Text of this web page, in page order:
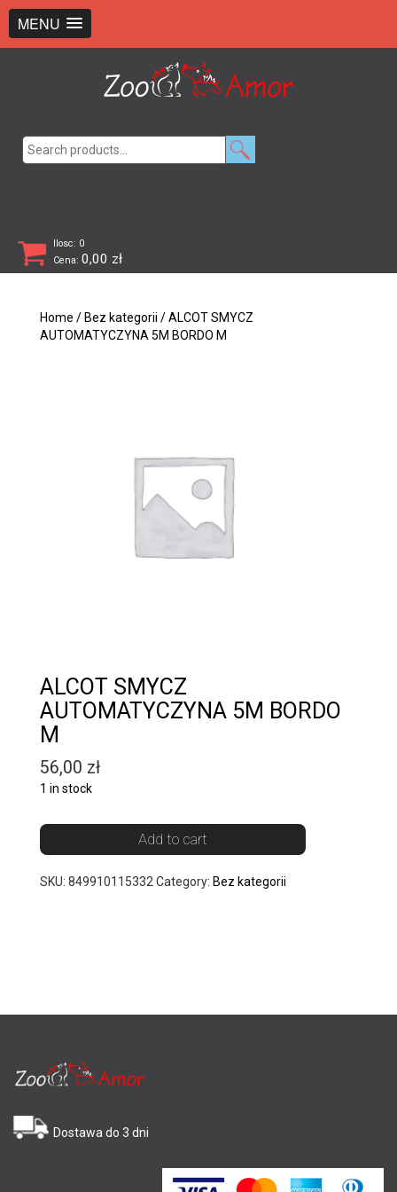
MENU
Ilosc: 0
Cena: 0,00 zł
Home / Bez kategorii / ALCOT SMYCZ
AUTOMATYCZYNA 5M BORDO M
ALCOT SMYCZ
AUTOMATYCZYNA 5M BORDO
M
56,00 zł
1 in stock
Add to cart
SKU: 849910115332 Category: Bez kategorii
Dostawa do 3 dni